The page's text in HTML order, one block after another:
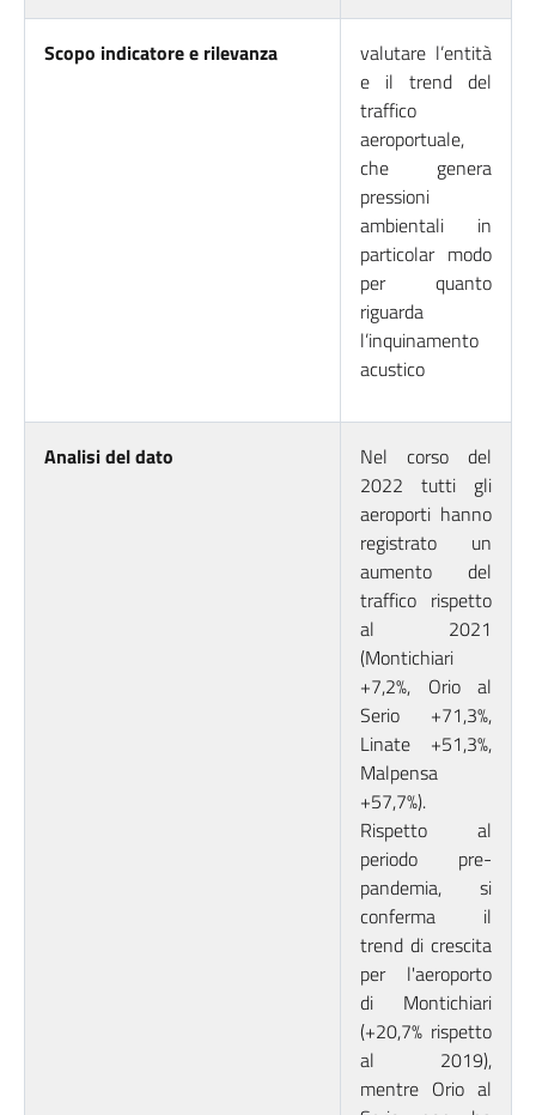
Scopo indicatore e rilevanza
valutare l’entità
e il trend del
traffico
aeroportuale,
che genera
pressioni
ambientali in
particolar modo
per quanto
riguarda
l’inquinamento
acustico
Analisi del dato
Nel corso del
2022 tutti gli
aeroporti hanno
registrato un
aumento del
traffico rispetto
al 2021
(Montichiari
+7,2%, Orio al
Serio +71,3%,
Linate +51,3%,
Malpensa
+57,7%).
Rispetto al
periodo pre-
pandemia, si
conferma il
trend di crescita
per l'aeroporto
di Montichiari
(+20,7% rispetto
al 2019),
mentre Orio al